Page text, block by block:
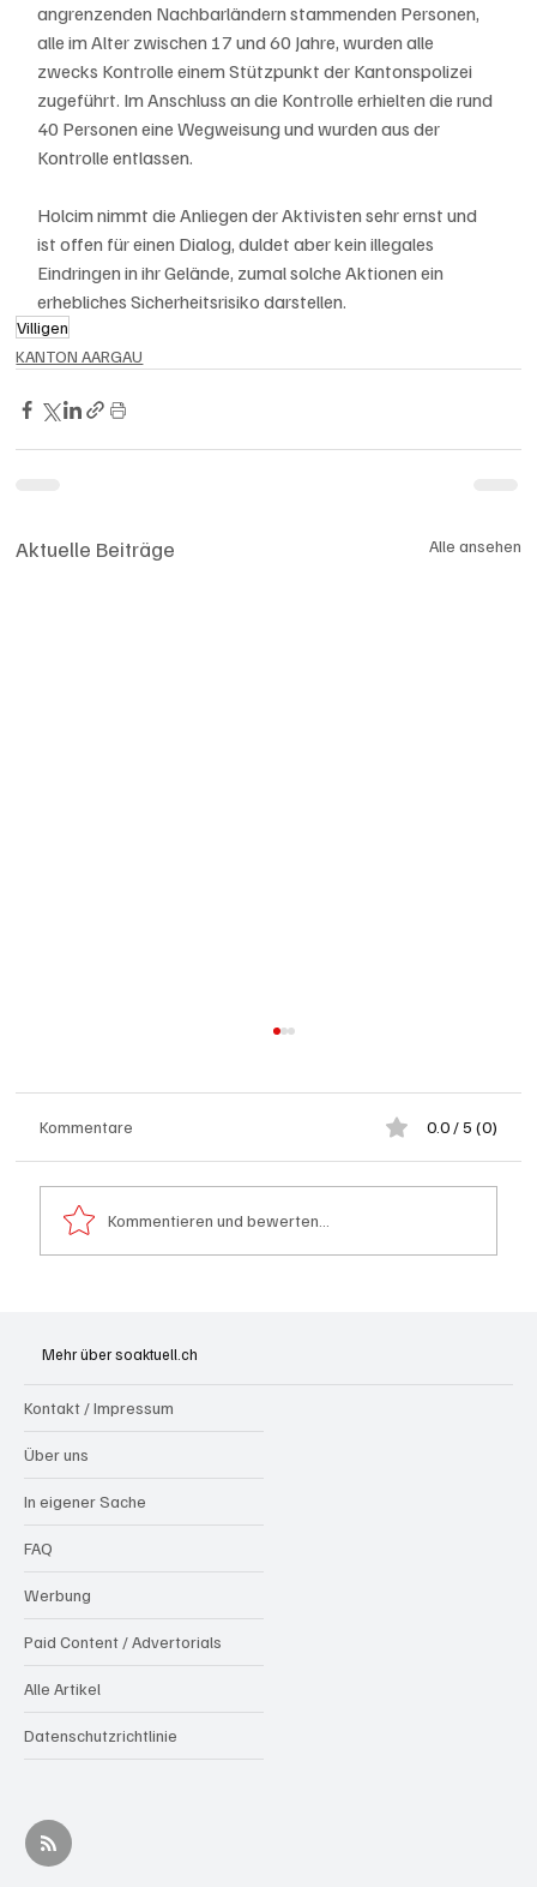
angrenzenden Nachbarländern stammenden Personen,
alle im Alter zwischen 17 und 60 Jahre, wurden alle
zwecks Kontrolle einem Stützpunkt der Kantonspolizei
zugeführt. Im Anschluss an die Kontrolle erhielten die rund
40 Personen eine Wegweisung und wurden aus der
Kontrolle entlassen.
Holcim nimmt die Anliegen der Aktivisten sehr ernst und
ist offen für einen Dialog, duldet aber kein illegales
Eindringen in ihr Gelände, zumal solche Aktionen ein
erhebliches Sicherheitsrisiko darstellen.
Villigen
KANTON AARGAU
Aktuelle Beiträge Alle ansehen
gesucht)
Kommentare 0.0 / 5 (0)
Kommentieren und bewerten...
Mehr über soaktuell.ch
Kontakt / Impressum
Über uns
In eigener Sache
FAQ
Werbung
Paid Content / Advertorials
Alle Artikel
Datenschutzrichtlinie